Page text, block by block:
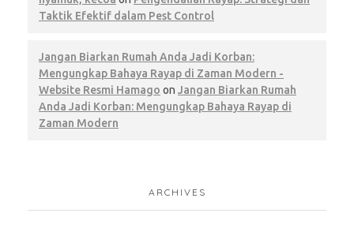
Taktik Efektif dalam Pest Control
Jangan Biarkan Rumah Anda Jadi Korban:
Mengungkap Bahaya Rayap di Zaman Modern -
Website Resmi Hamago on Jangan Biarkan Rumah
Anda Jadi Korban: Mengungkap Bahaya Rayap di
Zaman Modern
ARCHIVES